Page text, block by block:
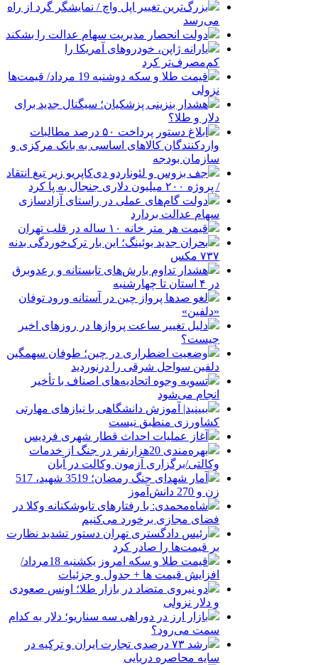
بزرگ‌ترین تغییر اپل واچ / نمایشگر گرد از راه
می‌رسد
دولت انحصار مدیریت سهام عدالت را بشکند
یارانه ژاپن، خودروهای آمریکا را
کم‌مصرف‌تر کرد
قیمت طلا و سکه دوشنبه 19 مرداد/ قیمت‌ها
نزولی
هشدار بنزینی پزشکیان؛ سیگنال جدید برای
دلار و طلا؟
ابلاغ دستور پرداخت ۵۰ درصد مطالبات
واردکنندگان کالاهای اساسی به بانک مرکزی و
سازمان بودجه
جف بزوس و لئوناردو دی‌کاپریو زیر تیغ انتقاد
/ پروژه ۲۰۰ میلیون دلاری جنجال به پا کرد
دولت گام‌های عملی در راستای آزادسازی
سهام عدالت بردارد
قیمت هر متر خانه ۱۰ ساله در قلب تهران
بحران جدید بوئینگ؛ این بار ترک‌خوردگی بدنه
۷۳۷ مکس
هشدار تداوم بارش‌های تابستانه و رعدوبرق
در ۴ استان تا چهارشنبه
لغو صدها پرواز چین در آستانه ورود توفان
«دلفین»
دلیل تغییر ساعت پروازها در روزهای اخیر
چیست؟
وضعیت اضطراری در چین؛ طوفان سهمگین
دلفین سواحل شرقی را درنوردید
تسویه وجوه اتحادیه‌های اصناف با تأخیر
انجام می‌شود
ببینید| آموزش دانشگاهی با نیازهای مهارتی
کشاورزی منطبق نیست
آغاز عملیات احداث قطار شهری فردیس
بهره‌مندی 20هزارنفر در جنگ از خدمات
وکالتی/برگزاری آزمون وکالت در آبان
آمار شهدای جنگ رمضان؛ 3519 شهید، 517
زن و 270 دانش‌آموز
شاه‌محمدی: با رفتارهای تابوشکنانه وکلا در
فضای مجازی برخورد می‌کنیم
رئیس دادگستری تهران دستور تشدید نظارت
بر قیمت‌ها را صادر کرد
قیمت طلا و سکه امروز یکشنبه 18مرداد/
افزایش قیمت ها + جدول و جزئیات
دو نیروی متضاد در بازار طلا؛ اونس صعودی
و دلار نزولی
بازار ارز در دوراهی سه سناریو؛ دلار به کدام
سمت می‌رود؟
رشد ۷۳ درصدی تجارت ایران و ترکیه در
سایه محاصره دریایی